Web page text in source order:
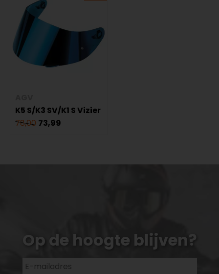
K5 S/K3 SV/K1 S Vizier
78,00 73,99
Op de hoogte blijven?